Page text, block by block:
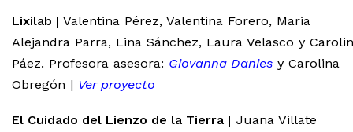
Lixilab | Valentina Pérez, Valentina Forero, Maria
Alejandra Parra, Lina Sánchez, Laura Velasco y
Páez. Profesora asesora: Giovanna Danies y Carolina
Obregón | Ver proyecto
El Cuidado del Lienzo de la Tierra | Juana Villate